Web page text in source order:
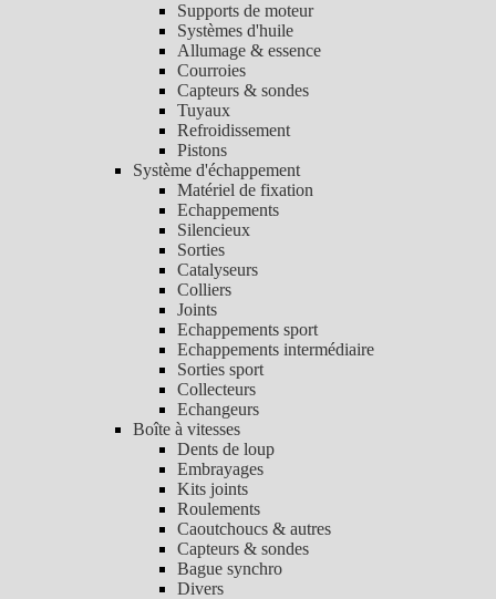
Supports de moteur
Systèmes d'huile
Allumage & essence
Courroies
Capteurs & sondes
Tuyaux
Refroidissement
Pistons
Système d'échappement
Matériel de fixation
Echappements
Silencieux
Sorties
Catalyseurs
Colliers
Joints
Echappements sport
Echappements intermédiaire
Sorties sport
Collecteurs
Echangeurs
Boîte à vitesses
Dents de loup
Embrayages
Kits joints
Roulements
Caoutchoucs & autres
Capteurs & sondes
Bague synchro
Divers